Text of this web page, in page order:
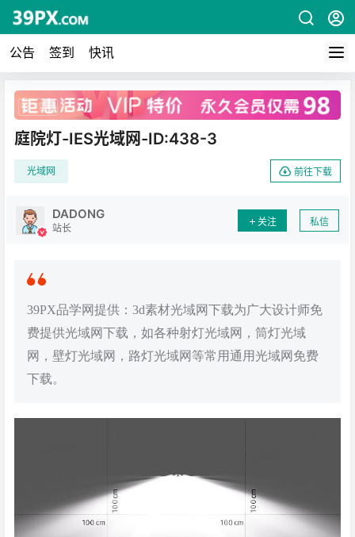
公告 签到 快讯
广告
庭院灯-IES光域网-ID:438-3
光域网 前往下载
DADONG
站长
关注 私信
39PX品学网提供：3d素材光域网下载为广大设计师免
费提供光域网下载，如各种射灯光域网，筒灯光域
网，壁灯光域网，路灯光域网等常用通用光域网免费
下载。